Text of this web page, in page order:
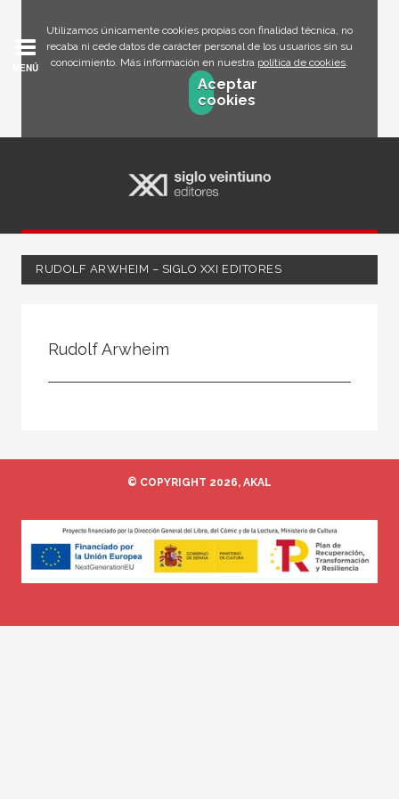
Utilizamos únicamente cookies propias con finalidad técnica, no
recaba ni cede datos de carácter personal de los usuarios sin su
conocimiento. Más información en nuestra política de cookies.
Aceptar
cookies
MENÚ
RUDOLF ARWHEIM – SIGLO XXI EDITORES
Rudolf Arwheim
© COPYRIGHT 2026, AKAL